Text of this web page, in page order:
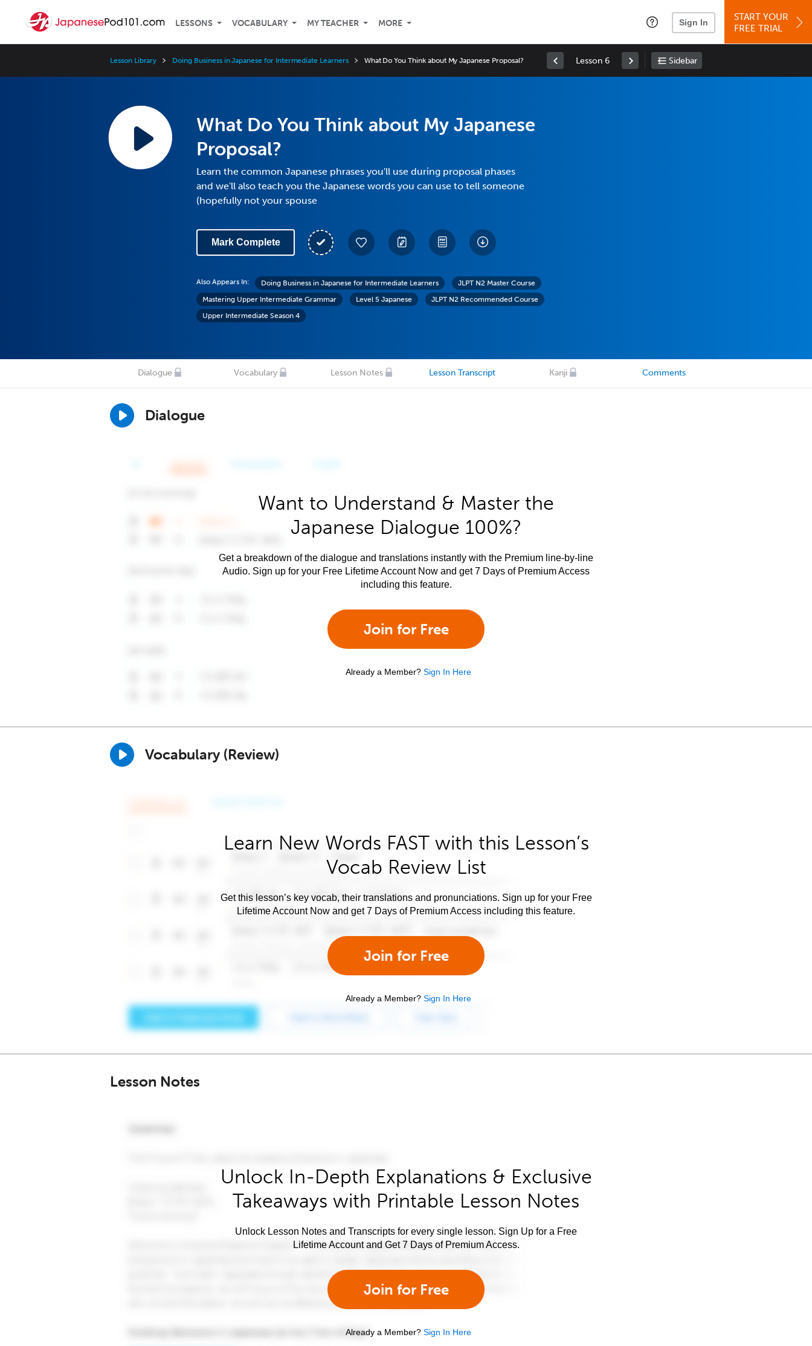
LESSONS VOCABULARY MY TEACHER MORE Sign In
START YOUR
FREE TRIAL
Lesson Library Doing Business in Japanese for Intermediate Learners What Do You Think about My Japanese Proposal? Lesson 6 Sidebar
What Do You Think about My Japanese
Proposal?
Learn the common Japanese phrases you'll use during proposal phases
and we'll also teach you the Japanese words you can use to tell someone
(hopefully not your spouse
Mark Complete
Also Appears In: Doing Business in Japanese for Intermediate Learners
JLPT N2 Master Course
Mastering Upper Intermediate Grammar
Level 5 Japanese
JLPT N2 Recommended Course
Upper Intermediate Season 4
Dialogue Vocabulary Lesson Notes Lesson Transcript Kanji Comments
Dialogue
Want to Understand & Master the
Japanese Dialogue 100%?
Get a breakdown of the dialogue and translations instantly with the Premium line-by-line
Audio. Sign up for your Free Lifetime Account Now and get 7 Days of Premium Access
including this feature.
Join for Free
Already a Member? Sign In Here
Vocabulary (Review)
Learn New Words FAST with this Lesson’s
Vocab Review List
Get this lesson’s key vocab, their translations and pronunciations. Sign up for your Free
Lifetime Account Now and get 7 Days of Premium Access including this feature.
Join for Free
Already a Member? Sign In Here
Lesson Notes
Unlock In-Depth Explanations & Exclusive
Takeaways with Printable Lesson Notes
Unlock Lesson Notes and Transcripts for every single lesson. Sign Up for a Free
Lifetime Account and Get 7 Days of Premium Access.
Join for Free
Already a Member? Sign In Here